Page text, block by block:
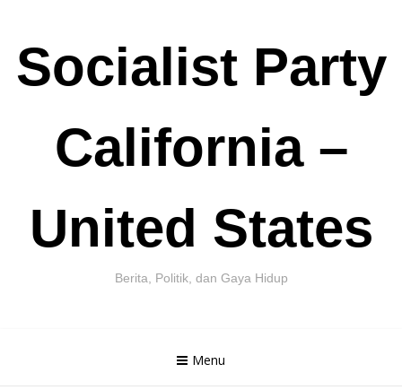
content
Socialist Party
California –
United States
Berita, Politik, dan Gaya Hidup
Menu